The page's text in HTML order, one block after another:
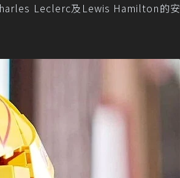
Leclerc及Lewis Hamilton的安